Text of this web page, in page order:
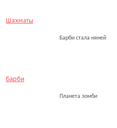
Шахматы
Барби стала няней
Барби
Планета зомби